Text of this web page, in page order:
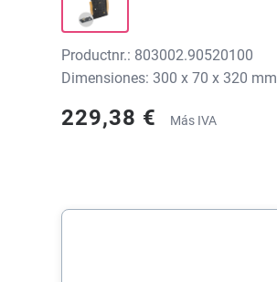
Productnr.: 803002.90520100
Dimensiones: 300 x 70 x 320 mm
229,38 € Más IVA